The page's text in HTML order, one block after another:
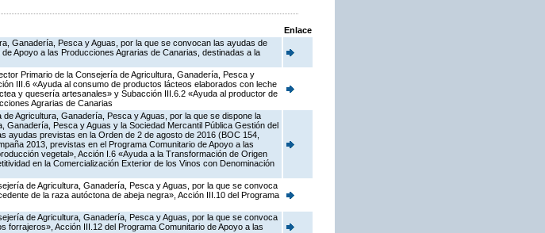
Enlace
Ganadería, Pesca y Aguas, por la que se convocan las ayudas de
Apoyo a las Producciones Agrarias de Canarias, destinadas a la
Primario de la Consejería de Agricultura, Ganadería, Pesca y
III.6 «Ayuda al consumo de productos lácteos elaborados con leche
y quesería artesanales» y Subacción III.6.2 «Ayuda al productor de
Agrarias de Canarias
Agricultura, Ganadería, Pesca y Aguas, por la que se dispone la
Pesca y Aguas y la Sociedad Mercantil Pública Gestión del
ayudas previstas en la Orden de 2 de agosto de 2016 (BOC 154,
2013, previstas en el Programa Comunitario de Apoyo a las
vegetal», Acción I.6 «Ayuda a la Transformación de Origen
en la Comercialización Exterior de los Vinos con Denominación
de Agricultura, Ganadería, Pesca y Aguas, por la que se convoca
de la raza autóctona de abeja negra», Acción III.10 del Programa
de Agricultura, Ganadería, Pesca y Aguas, por la que se convoca
Acción III.12 del Programa Comunitario de Apoyo a las